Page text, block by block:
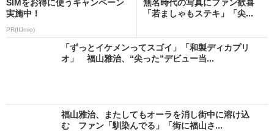
SIMをお得に使うキャンペーン
実施中！
PR(IIJmio)
無名時代の写真にファン歓喜
「若ましゃもステキ」「尖...
「ずっとイケメンってスゴイ」「和製ディカプリ
オ」 福山雅治、“尖った”デビュー当...
福山雅治、またしてもオーラを消し街中に溶け込
む ファン「馴染んでる」「街に福山さ...